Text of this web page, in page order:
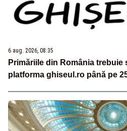
6 aug. 2026, 08:35
Primăriile din România trebuie
platforma ghiseul.ro până pe